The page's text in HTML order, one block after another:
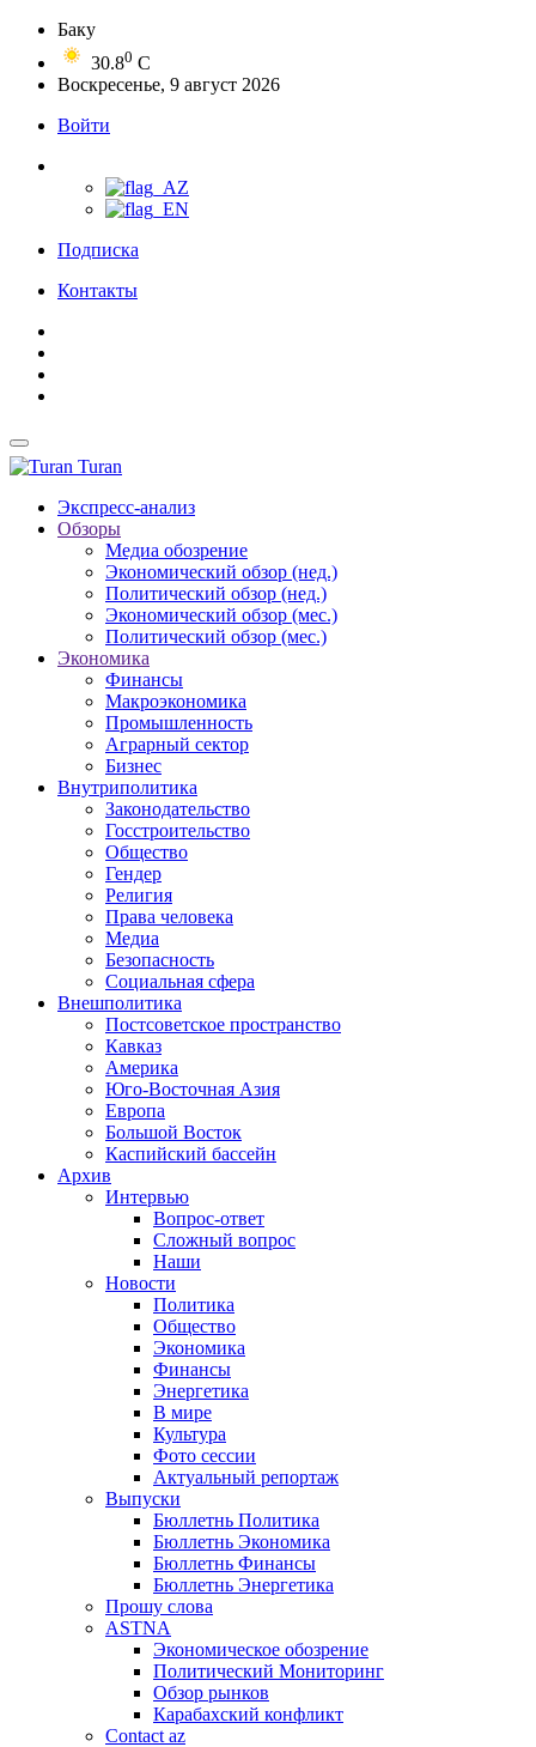
Баку
30.80 C
Воскресенье, 9 август 2026
Войти
Подписка
Контакты
Turan
Экспресс-анализ
Обзоры
Медиа обозрение
Экономический обзор (нед.)
Политический обзор (нед.)
Экономический обзор (мес.)
Политический обзор (мес.)
Экономика
Финансы
Макроэкономика
Промышленность
Аграрный сектор
Бизнес
Внутриполитика
Законодательство
Госстроительство
Общество
Гендер
Религия
Права человека
Медиа
Безопасность
Социальная сфера
Внешполитика
Постсоветское пространство
Кавказ
Америка
Юго-Восточная Азия
Европа
Большой Восток
Каспийский бассейн
Архив
Интервью
Вопрос-ответ
Сложный вопрос
Наши
Новости
Политика
Общество
Экономика
Финансы
Энергетика
В мире
Культура
Фото сессии
Актуальный репортаж
Выпуски
Бюллетнь Политика
Бюллетнь Экономика
Бюллетнь Финансы
Бюллетнь Энергетика
Прошу слова
ASTNA
Экономическое обозрение
Политический Мониторинг
Обзор рынков
Карабахский конфликт
Contact az